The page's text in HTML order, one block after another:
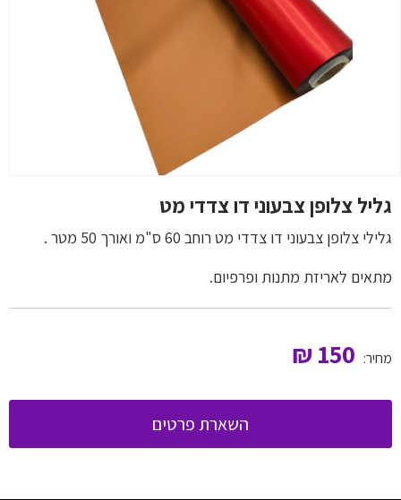
גליל צלופן צבעוני דו צדדי מט
גלילי צלופן צבעוני דו צדדי מט רוחב 60 ס"מ ואורך 50 מטר .
מתאים לאריזת מתנות ופרפיום.
מחיר: 150
₪
השארת פרטים